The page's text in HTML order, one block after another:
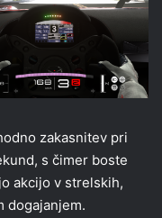
zakasnitev pri
s čimer boste
akcijo v strelskih,
dogajanjem.